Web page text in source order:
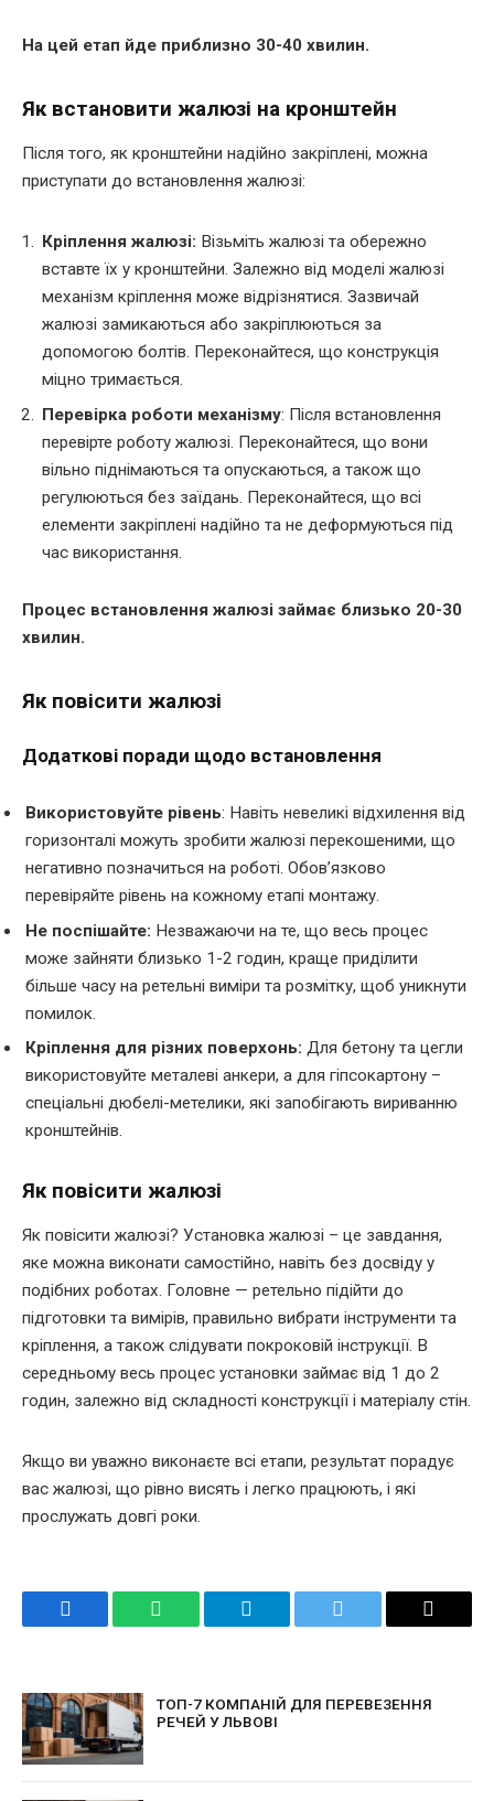
На цей етап йде приблизно 30-40 хвилин.
Як встановити жалюзі на кронштейн
Після того, як кронштейни надійно закріплені, можна
приступати до встановлення жалюзі:
Кріплення жалюзі: Візьміть жалюзі та обережно
вставте їх у кронштейни. Залежно від моделі жалюзі
механізм кріплення може відрізнятися. Зазвичай
жалюзі замикаються або закріплюються за
допомогою болтів. Переконайтеся, що конструкція
міцно тримається.
Перевірка роботи механізму: Після встановлення
перевірте роботу жалюзі. Переконайтеся, що вони
вільно піднімаються та опускаються, а також що
регулюються без заїдань. Переконайтеся, що всі
елементи закріплені надійно та не деформуються під
час використання.
Процес встановлення жалюзі займає близько 20-30
хвилин.
Як повісити жалюзі
Додаткові поради щодо встановлення
Використовуйте рівень: Навіть невеликі відхилення від
горизонталі можуть зробити жалюзі перекошеними, що
негативно позначиться на роботі. Обов’язково
перевіряйте рівень на кожному етапі монтажу.
Не поспішайте: Незважаючи на те, що весь процес
може зайняти близько 1-2 годин, краще приділити
більше часу на ретельні виміри та розмітку, щоб уникнути
помилок.
Кріплення для різних поверхонь: Для бетону та цегли
використовуйте металеві анкери, а для гіпсокартону –
спеціальні дюбелі-метелики, які запобігають вириванню
кронштейнів.
Як повісити жалюзі
Як повісити жалюзі? Установка жалюзі – це завдання,
яке можна виконати самостійно, навіть без досвіду у
подібних роботах. Головне — ретельно підійти до
підготовки та вимірів, правильно вибрати інструменти та
кріплення, а також слідувати покроковій інструкції. В
середньому весь процес установки займає від 1 до 2
годин, залежно від складності конструкції і матеріалу стін.
Якщо ви уважно виконаєте всі етапи, результат порадує
вас жалюзі, що рівно висять і легко працюють, і які
прослужать довгі роки.
Facebook WhatsApp Telegram Twitter Email
ТОП-7 КОМПАНІЙ ДЛЯ ПЕРЕВЕЗЕННЯ
РЕЧЕЙ У ЛЬВОВІ